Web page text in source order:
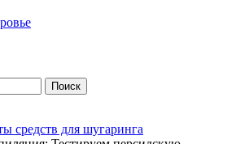
средств для шугаринга